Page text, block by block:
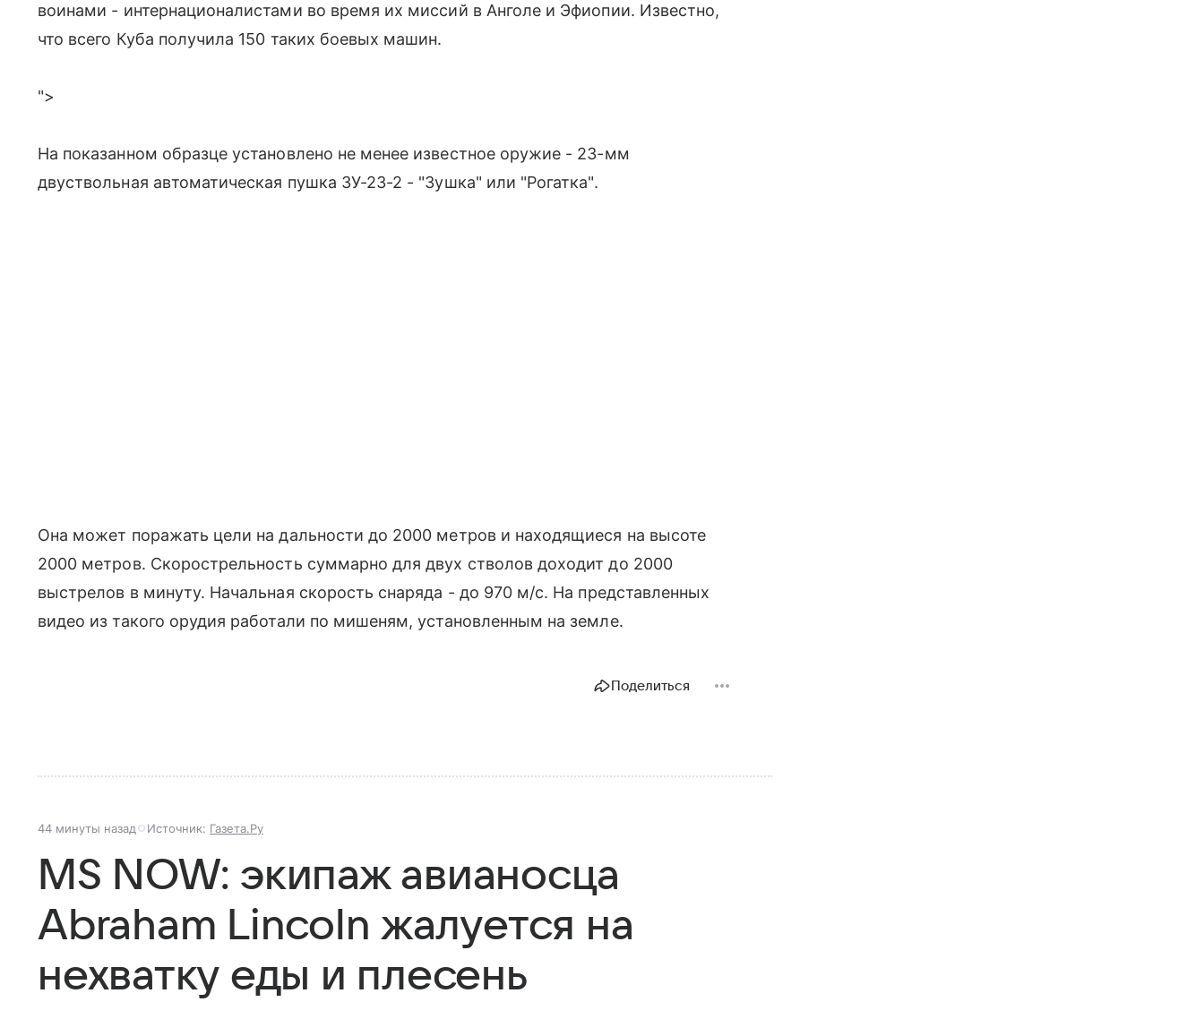
воинами - интернационалистами во время их миссий в Анголе и Эфиопии. Известно,
что всего Куба получила 150 таких боевых машин.
">
На показанном образце установлено не менее известное оружие - 23-мм
двуствольная автоматическая пушка ЗУ-23-2 - "Зушка" или "Рогатка".
Она может поражать цели на дальности до 2000 метров и находящиеся на высоте
2000 метров. Скорострельность суммарно для двух стволов доходит до 2000
выстрелов в минуту. Начальная скорость снаряда - до 970 м/с. На представленных
видео из такого орудия работали по мишеням, установленным на земле.
Поделиться
44 минуты назад Источник: Газета.Ру
MS NOW: экипаж авианосца
Abraham Lincoln жалуется на
нехватку еды и плесень